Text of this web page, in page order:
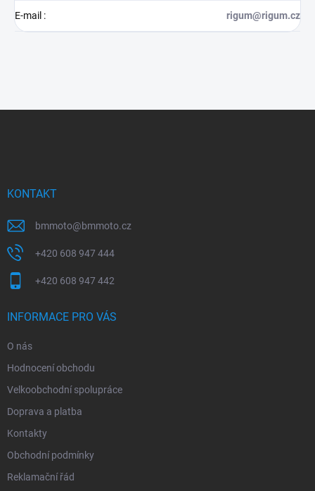
E-mail : rigum@rigum.cz
KONTAKT
bmmoto@bmmoto.cz
+420 608 947 444
+420 608 947 442
INFORMACE PRO VÁS
O nás
Hodnocení obchodu
Velkoobchodní spolupráce
Doprava a platba
Kontakty
Obchodní podmínky
Reklamační řád